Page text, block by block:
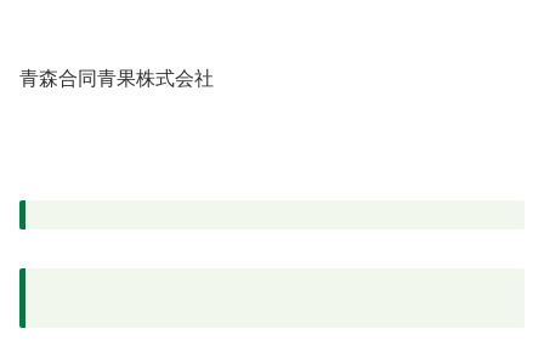
青森合同青果株式会社